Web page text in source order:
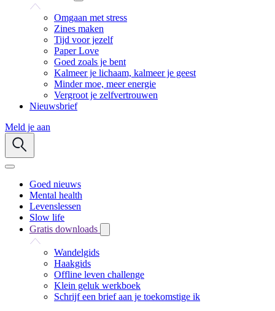
Omgaan met stress
Zines maken
Tijd voor jezelf
Paper Love
Goed zoals je bent
Kalmeer je lichaam, kalmeer je geest
Minder moe, meer energie
Vergroot je zelfvertrouwen
Nieuwsbrief
Meld je aan
Goed nieuws
Mental health
Levenslessen
Slow life
Gratis downloads
Wandelgids
Haakgids
Offline leven challenge
Klein geluk werkboek
Schrijf een brief aan je toekomstige ik